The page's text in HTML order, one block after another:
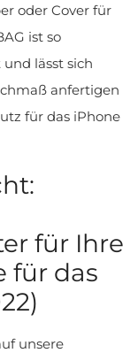
oder Cover für
ist so
lässt sich
anfertigen
für das iPhone
für Ihre
für das
unsere